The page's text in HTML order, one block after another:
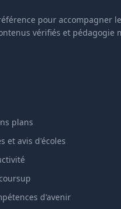
pour accompagner
vérifiés et pédagogie
plans
et avis d'écoles
d'avenir